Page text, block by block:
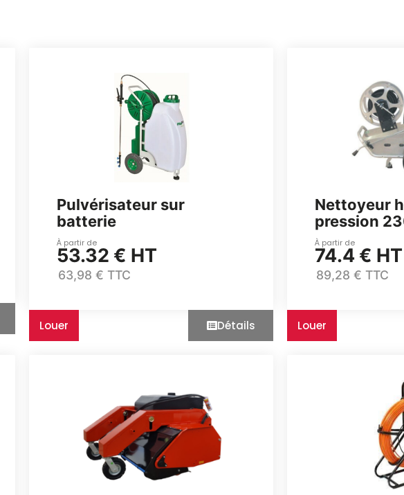
Pulvérisateur sur
batterie
À partir de
53.32 € HT
63,98 € TTC
Louer Détails
Nettoyeur
pression
À partir de
74.4 € HT
89,28 € TTC
Louer